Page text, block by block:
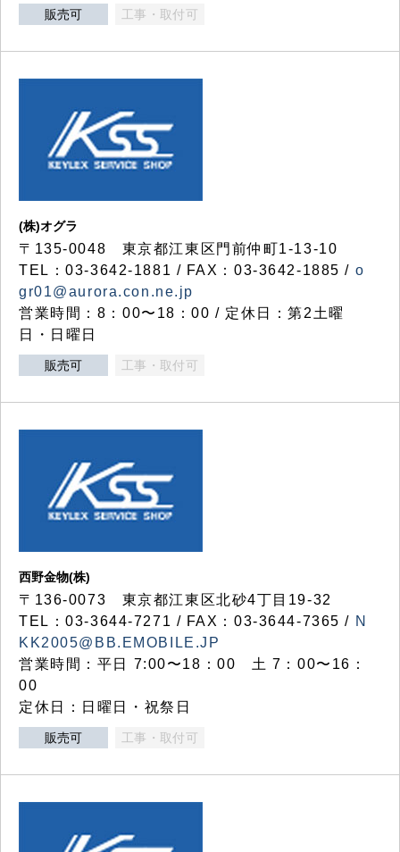
販売可 工事・取付可
(株)オグラ
〒135-0048 東京都江東区門前仲町1-13-10
TEL：03-3642-1881 / FAX：03-3642-1885 / o
gr01@aurora.con.ne.jp
営業時間：8：00〜18：00 / 定休日：第2土曜
日・日曜日
販売可 工事・取付可
西野金物(株)
〒136-0073 東京都江東区北砂4丁目19-32
TEL：03‐3644‐7271 / FAX：03-3644-7365 / N
KK2005@BB.EMOBILE.JP
営業時間：平日 7:00〜18：00 土 7：00〜16：
00
定休日：日曜日・祝祭日
販売可 工事・取付可